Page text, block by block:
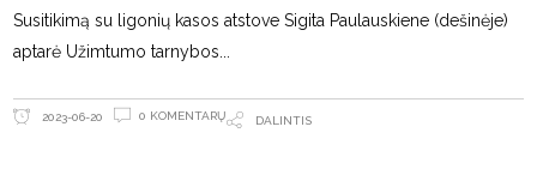
Susitikimą su ligonių kasos atstove Sigita Paulauskiene (dešinėje)
aptarė Užimtumo tarnybos
2023-06-20 0 KOMENTARŲ DALINTIS